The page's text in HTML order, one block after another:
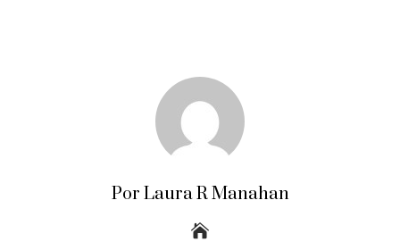
Por Laura R Manahan